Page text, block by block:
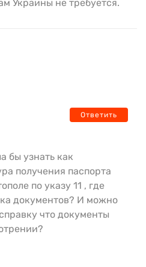
Украины не требуется.
Ответить
бы узнать как
получения паспорта
по указу 11 , где
документов? И можно
что документы